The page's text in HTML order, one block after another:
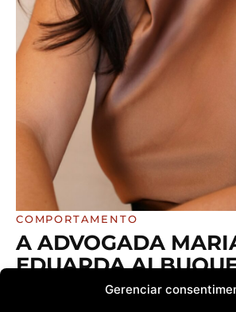
Gerenciar
COMPORTAMENTO
A ADVOGADA
EDUARDA
REFLETE SOBRE AS